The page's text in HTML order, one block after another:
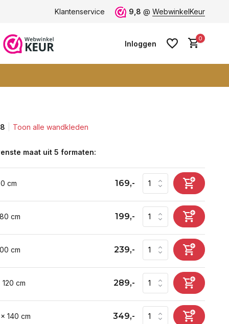
Vele blije klanten -klantbeoordeling 9+
Klantenservice 9,8 @ WebwinkelKeur
Inloggen
0
Toon alle wandkleden
maat uit 5 formaten:
cm 169,-
cm 199,-
cm 239,-
cm 289,-
140 cm 349,-